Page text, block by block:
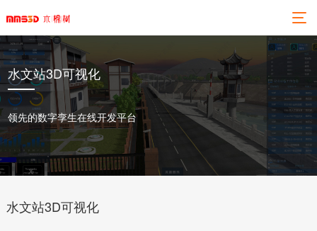
水文站3D可视化
领先的数字孪生在线开发平台
水文站3D可视化